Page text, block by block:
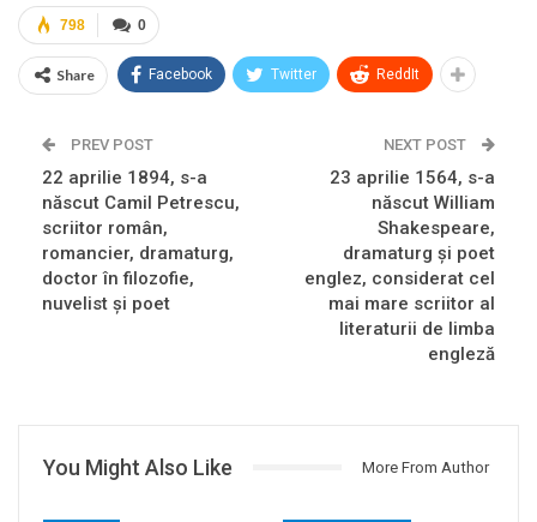
0
798
Share Facebook Twitter ReddIt
PREV POST
22 aprilie 1894, s-a
născut Camil Petrescu,
scriitor român,
romancier, dramaturg,
doctor în filozofie,
nuvelist și poet
NEXT POST
23 aprilie 1564, s-a
născut William
Shakespeare,
dramaturg și poet
englez, considerat cel
mai mare scriitor al
literaturii de limba
engleză
You Might Also Like More From Author